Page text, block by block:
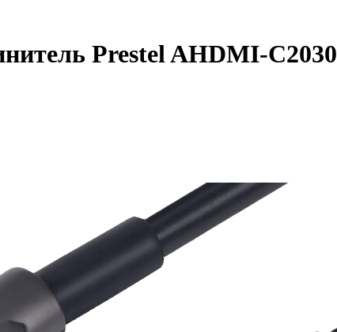
Prestel AHDMI-C2030